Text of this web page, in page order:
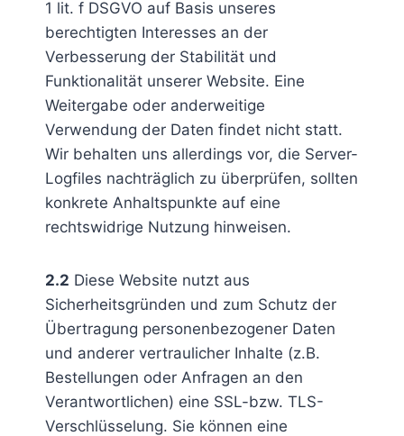
1 lit. f DSGVO auf Basis unseres
berechtigten Interesses an der
Verbesserung der Stabilität und
Funktionalität unserer Website. Eine
Weitergabe oder anderweitige
Verwendung der Daten findet nicht statt.
Wir behalten uns allerdings vor, die Server-
Logfiles nachträglich zu überprüfen, sollten
konkrete Anhaltspunkte auf eine
rechtswidrige Nutzung hinweisen.
2.2 Diese Website nutzt aus
Sicherheitsgründen und zum Schutz der
Übertragung personenbezogener Daten
und anderer vertraulicher Inhalte (z.B.
Bestellungen oder Anfragen an den
Verantwortlichen) eine SSL-bzw. TLS-
Verschlüsselung. Sie können eine